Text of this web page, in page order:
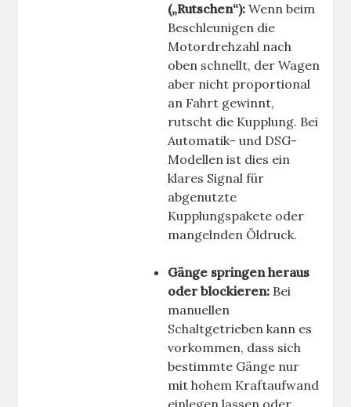
(„Rutschen“): Wenn beim
Beschleunigen die
Motordrehzahl nach
oben schnellt, der Wagen
aber nicht proportional
an Fahrt gewinnt,
rutscht die Kupplung. Bei
Automatik- und DSG-
Modellen ist dies ein
klares Signal für
abgenutzte
Kupplungspakete oder
mangelnden Öldruck.
Gänge springen heraus
oder blockieren: Bei
manuellen
Schaltgetrieben kann es
vorkommen, dass sich
bestimmte Gänge nur
mit hohem Kraftaufwand